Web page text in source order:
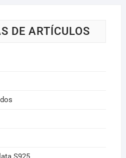
DE ARTÍCULOS